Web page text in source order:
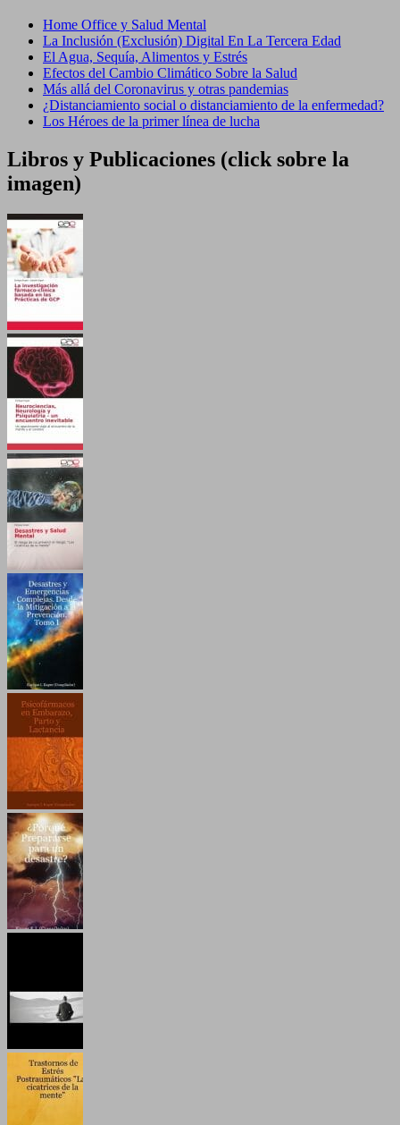
Home Office y Salud Mental
La Inclusión (Exclusión) Digital En La Tercera Edad
El Agua, Sequía, Alimentos y Estrés
Efectos del Cambio Climático Sobre la Salud
Más allá del Coronavirus y otras pandemias
¿Distanciamiento social o distanciamiento de la enfermedad?
Los Héroes de la primer línea de lucha
Libros y Publicaciones (click sobre la
imagen)